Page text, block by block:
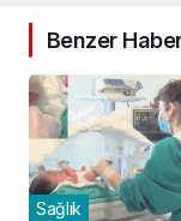
Benzer
Sağlık